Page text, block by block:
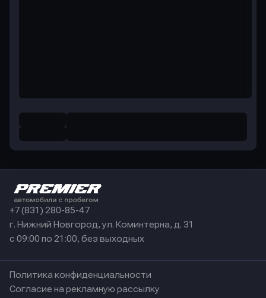
+7 (831) 280-85-47
г. Нижний Новгород, ул. Коминтерна, д. 31
с 09:00 по 21:00, без выходных
Политика конфиденциальности
Согласие на рекламную рассылку